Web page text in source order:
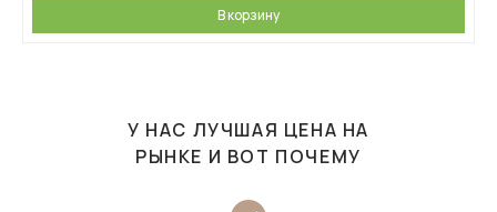
В корзину
У НАС ЛУЧШАЯ ЦЕНА НА
РЫНКЕ И ВОТ ПОЧЕМУ